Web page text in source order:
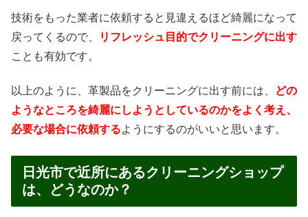
技術をもった業者に依頼すると見違えるほど綺麗になって
戻ってくるので、
リフレッシュ目的でクリーニングに出す
ことも有効です。
以上のように、革製品をクリーニングに出す前には、
どの
ようなところを綺麗にしようとしているのかをよく考え、
必要な場合に依頼するようにするのがいいと思います。
日光市で近所にあるクリーニングショップ
は、どうなのか？